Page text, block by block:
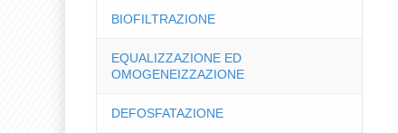
BIOFILTRAZIONE
EQUALIZZAZIONE ED
OMOGENEIZZAZIONE
DEFOSFATAZIONE